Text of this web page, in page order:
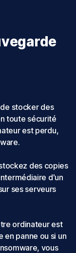
stocker des
toute sécurité
est perdu,
des copies
d'un
ses serveurs
ordinateur est
en panne ou si un
vous